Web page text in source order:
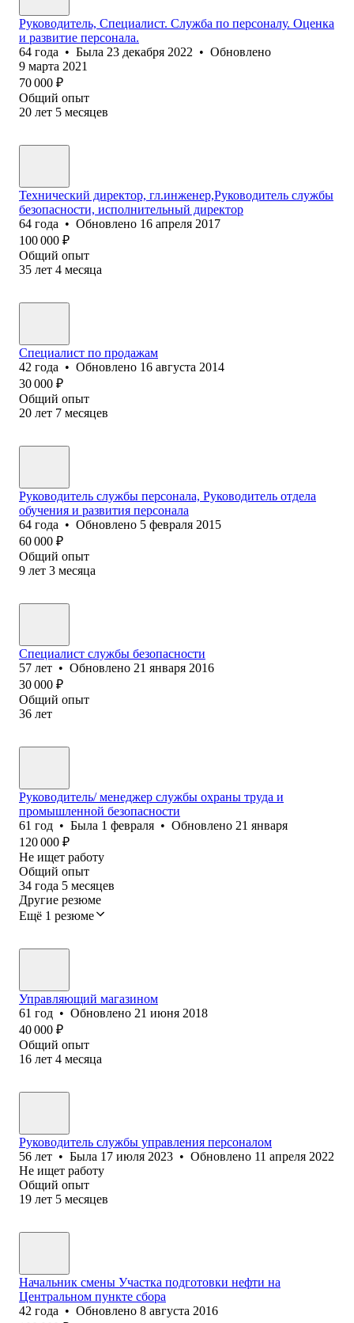
Руководитель, Специалист. Cлужба по персоналу. Оценка
и развитие персонала.
64 года • Была 23 декабря 2022 • Обновлено
9 марта 2021
70 000 ₽
Общий опыт
20 лет 5 месяцев
Технический директор, гл.инженер,Руководитель службы
безопасности, исполнительный директор
64 года • Обновлено 16 апреля 2017
100 000 ₽
Общий опыт
35 лет 4 месяца
Специалист по продажам
42 года • Обновлено 16 августа 2014
30 000 ₽
Общий опыт
20 лет 7 месяцев
Руководитель службы персонала, Руководитель отдела
обучения и развития персонала
64 года • Обновлено 5 февраля 2015
60 000 ₽
Общий опыт
9 лет 3 месяца
Специалист службы безопасности
57 лет • Обновлено 21 января 2016
30 000 ₽
Общий опыт
36 лет
Руководитель/ менеджер службы охраны труда и
промышленной безопасности
61 год • Была 1 февраля • Обновлено 21 января
120 000 ₽
Не ищет работу
Общий опыт
34 года 5 месяцев
Другие резюме
Ещё 1 резюме
Управляющий магазином
61 год • Обновлено 21 июня 2018
40 000 ₽
Общий опыт
16 лет 4 месяца
Руководитель службы управления персоналом
56 лет • Была 17 июля 2023 • Обновлено 11 апреля 2022
Не ищет работу
Общий опыт
19 лет 5 месяцев
Начальник смены Участка подготовки нефти на
Центральном пункте сбора
42 года • Обновлено 8 августа 2016